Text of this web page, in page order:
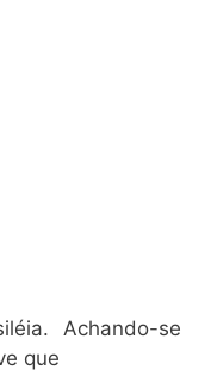
Achando-se
que